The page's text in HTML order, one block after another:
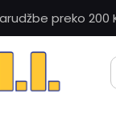
preko 200